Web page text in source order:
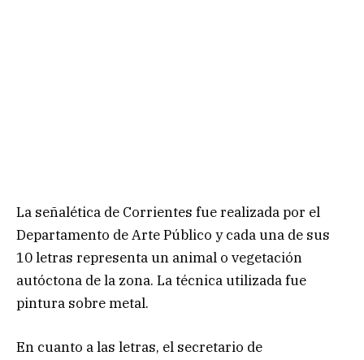
La señalética de Corrientes fue realizada por el
Departamento de Arte Público y cada una de sus
10 letras representa un animal o vegetación
autóctona de la zona. La técnica utilizada fue
pintura sobre metal.
En cuanto a las letras, el secretario de